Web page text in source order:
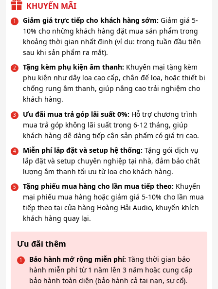
KHUYẾN MÃI
Giảm giá trực tiếp cho khách hàng sớm: Giảm giá 5-
10% cho những khách hàng đặt mua sản phẩm trong
khoảng thời gian nhất định (ví dụ: trong tuần đầu tiên
sau khi sản phẩm ra mắt).
Tặng kèm phụ kiện âm thanh: Khuyến mại tặng kèm
phụ kiện như dây loa cao cấp, chân đế loa, hoặc thiết bị
chống rung âm thanh, giúp nâng cao trải nghiệm cho
khách hàng.
Ưu đãi mua trả góp lãi suất 0%: Hỗ trợ chương trình
mua trả góp không lãi suất trong 6-12 tháng, giúp
khách hàng dễ dàng tiếp cận sản phẩm có giá trị cao.
Miễn phí lắp đặt và setup hệ thống: Tặng gói dịch vụ
lắp đặt và setup chuyên nghiệp tại nhà, đảm bảo chất
lượng âm thanh tối ưu từ loa cho khách hàng.
Tặng phiếu mua hàng cho lần mua tiếp theo: Khuyến
mại phiếu mua hàng hoặc giảm giá 5-10% cho lần mua
tiếp theo tại cửa hàng Hoàng Hải Audio, khuyến khích
khách hàng quay lại.
Ưu đãi thêm
Bảo hành mở rộng miễn phí: Tăng thời gian bảo
hành miễn phí từ 1 năm lên 3 năm hoặc cung cấp
bảo hành toàn diện (bảo hành cả tai nạn, sự cố).